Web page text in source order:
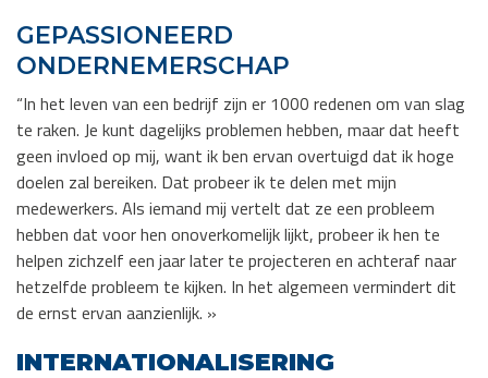
GEPASSIONEERD
ONDERNEMERSCHAP
“In het leven van een bedrijf zijn er 1000 redenen om van slag
te raken. Je kunt dagelijks problemen hebben, maar dat heeft
geen invloed op mij, want ik ben ervan overtuigd dat ik hoge
doelen zal bereiken. Dat probeer ik te delen met mijn
medewerkers. Als iemand mij vertelt dat ze een probleem
hebben dat voor hen onoverkomelijk lijkt, probeer ik hen te
helpen zichzelf een jaar later te projecteren en achteraf naar
hetzelfde probleem te kijken. In het algemeen vermindert dit
de ernst ervan aanzienlijk. »
INTERNATIONALISERING